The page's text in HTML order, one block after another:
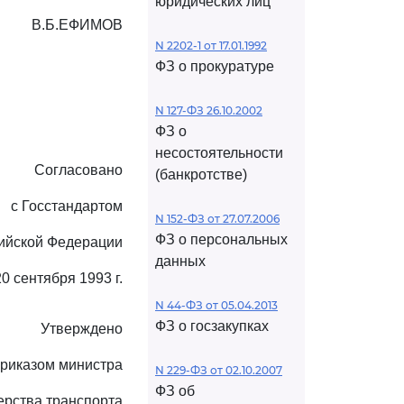
В.Б.ЕФИМОВ
Согласовано
с Госстандартом
Федерации
сентября 1993 г.
Утверждено
министра
транспорта
N 2202-1 от 17.01.1992
ФЗ о прокуратуре
N 127-ФЗ 26.10.2002
ФЗ о
несостоятельности
(банкротстве)
N 152-ФЗ от 27.07.2006
ФЗ о персональных
данных
N 44-ФЗ от 05.04.2013
ФЗ о госзакупках
N 229-ФЗ от 02.10.2007
ФЗ об